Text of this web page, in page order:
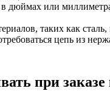
дюймах или
таких как
цепь из
при заказе